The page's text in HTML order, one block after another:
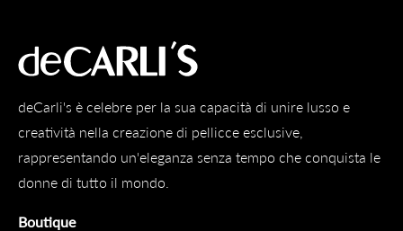
deCarli's è celebre per la sua capacità di unire lusso e
creatività nella creazione di pellicce esclusive,
rappresentando un'eleganza senza tempo che conquista le
donne di tutto il mondo.
Boutique